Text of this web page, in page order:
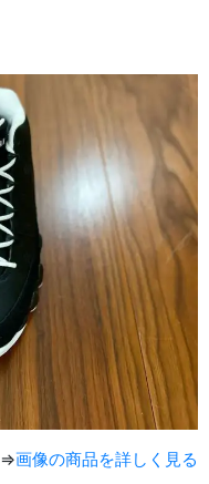
⇒画像の商品を詳しく見る